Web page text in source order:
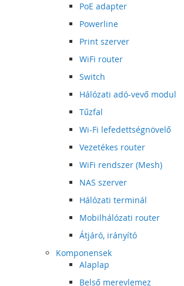
PoE adapter
Powerline
Print szerver
WiFi router
Switch
Hálózati adó-vevő modul
Tűzfal
Wi-Fi lefedettségnövelő
Vezetékes router
WiFi rendszer (Mesh)
NAS szerver
Hálózati terminál
Mobilhálózati router
Átjáró, irányító
Komponensek
Alaplap
Belső merevlemez